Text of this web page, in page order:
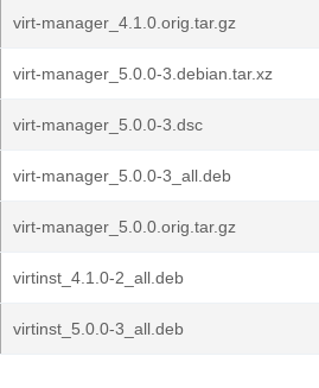
virt-manager_4.1.0.orig.tar.gz
virt-manager_5.0.0-3.debian.tar.xz
virt-manager_5.0.0-3.dsc
virt-manager_5.0.0-3_all.deb
virt-manager_5.0.0.orig.tar.gz
virtinst_4.1.0-2_all.deb
virtinst_5.0.0-3_all.deb